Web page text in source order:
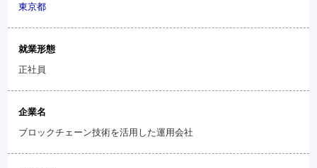
東京都
就業形態
正社員
企業名
ブロックチェーン技術を活用した運用会社